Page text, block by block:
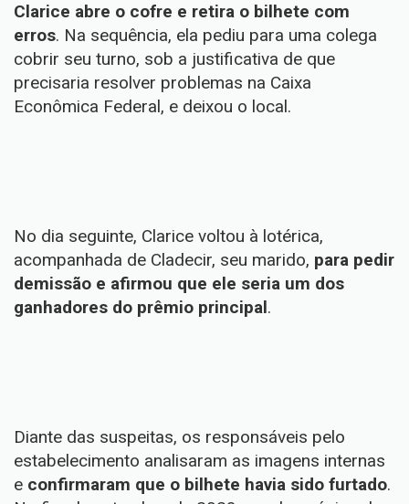
Clarice abre o cofre e retira o bilhete com
erros. Na sequência, ela pediu para uma colega
cobrir seu turno, sob a justificativa de que
precisaria resolver problemas na Caixa
Econômica Federal, e deixou o local.
No dia seguinte, Clarice voltou à lotérica,
acompanhada de Cladecir, seu marido, para pedir
demissão e afirmou que ele seria um dos
ganhadores do prêmio principal.
Diante das suspeitas, os responsáveis pelo
estabelecimento analisaram as imagens internas
e confirmaram que o bilhete havia sido furtado.